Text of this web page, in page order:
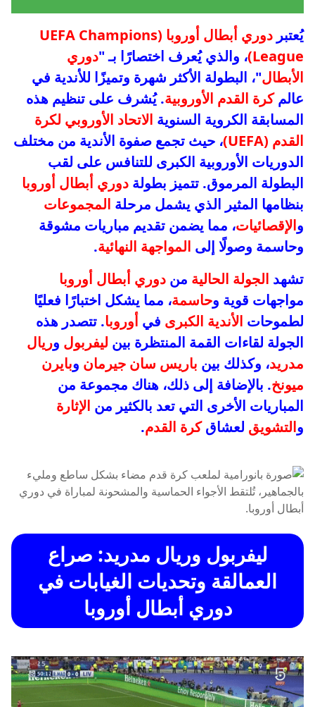
يُعتبر
دوري أبطال أوروبا (UEFA Champions
League) ، والذي يُعرف اختصارًا بـ "دوري
الأبطال"، البطولة الأكثر شهرة وتميزًا للأندية في
عالمكرة القدم الأوروبية. يُشرف على تنظيم هذه
المسابقة الكروية السنوية الاتحاد الأوروبي لكرة
القدم (UEFA)
، حيث تجمع صفوة الأندية من مختلف
الدوريات الأوروبية الكبرى للتنافس على لقب
البطولة المرموق. تتميز بطولة دوري أبطال أوروبا
بنظامها المثير الذي يشمل مرحلة المجموعات
والإقصائيات، مما يضمن تقديم مباريات مشوقة
وحاسمة وصولًا إلى المواجهة النهائية.
تشهد الجولة الحالية من دوري أبطال أوروبا
مواجهات قوية وحاسمة، مما يشكل اختبارًا فعليًا
لطموحات الأندية الكبرى في أوروبا. تتصدر هذه
الجولة لقاءات القمة المنتظرة بين ليفربول وريال
مدريد، وكذلك بين باريس سان جيرمان وبايرن
ميونخ. بالإضافة إلى ذلك، هناك مجموعة من
المباريات الأخرى التي تعد بالكثير من الإثارة
والتشويق لعشاقكرة القدم.
ليفربول وريال مدريد: صراع
العمالقة وتحديات الغيابات في
دوري أبطال أوروبا